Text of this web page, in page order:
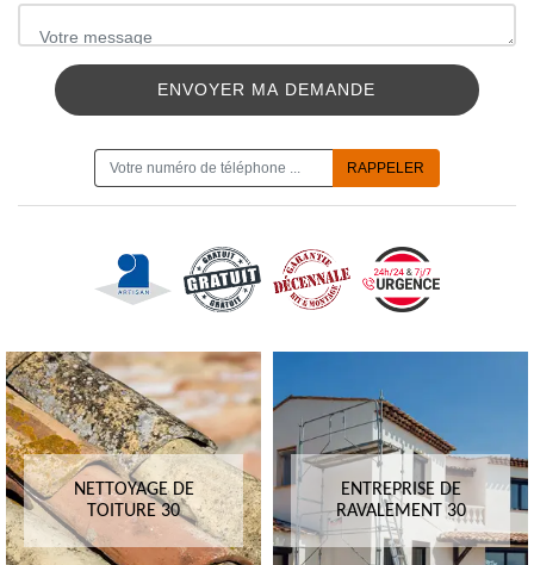
NETTOYAGE DE
TOITURE 30
ENTREPRISE DE
RAVALEMENT 30